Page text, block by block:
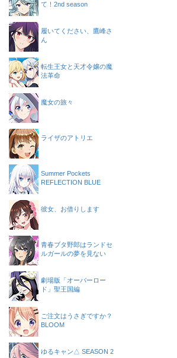
て！2nd season
履いてください、鷹峰さ
ん
転生王女と天才令嬢の魔
法革命
魔女の旅々
ライザのアトリエ
Summer Pockets
REFLECTION BLUE
彼女、お借りします
青春ブタ野郎はランドセ
ルガールの夢を見ない
劇場版「オーバーロー
ド」聖王国編
ご注文はうさぎですか？
BLOOM
ゆるキャン△ SEASON 2